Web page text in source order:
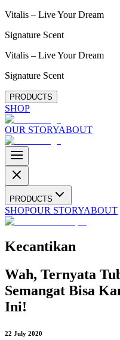
Vitalis – Live Your Dream
Signature Scent
Vitalis – Live Your Dream
Signature Scent
PRODUCTS
SHOP
OUR STORYABOUT
PRODUCTS
SHOPOUR STORYABOUT
Kecantikan
Wah, Ternyata
Semangat Bisa
Ini!
22 July 2020